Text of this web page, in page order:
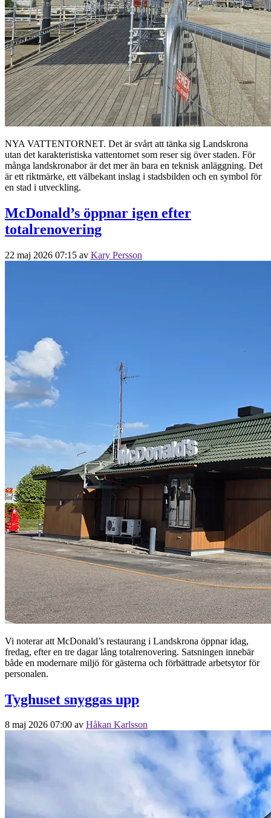
NYA VATTENTORNET. Det är svårt att tänka sig Landskrona
utan det karakteristiska vattentornet som reser sig över staden. För
många landskronabor är det mer än bara en teknisk anläggning. Det
är ett riktmärke, ett välbekant inslag i stadsbilden och en symbol för
en stad i utveckling.
McDonald’s öppnar igen efter
totalrenovering
22 maj 2026 07:15 av Kary Persson
Vi noterar att McDonald’s restaurang i Landskrona öppnar idag,
fredag, efter en tre dagar lång totalrenovering. Satsningen innebär
både en modernare miljö för gästerna och förbättrade arbetsytor för
personalen.
Tyghuset snyggas upp
8 maj 2026 07:00 av Håkan Karlsson